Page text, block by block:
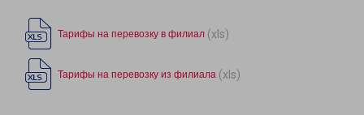
Тарифы на перевозку в филиал (xls)
Тарифы на перевозку из филиала (xls)